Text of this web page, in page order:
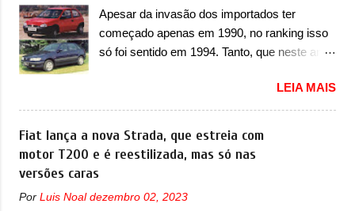
vinculado ao SUV. Na dianteira, ele possui
faróis com um desenho mais retangular, com
um pequeno prolongamento para as laterais.
de dois problemas. O primeiro deles será
uma atualização do software do módulo de
controle da bateria (AHCP e HCP). Para
realizada a verificação e, se necessário, a
substituição do motor do ventilador HVAC
(aquecimento, ventilação e ar-condicionado).
A marca também confirmou que “foi
sobrecarga do microprocessador do Módulo
Apesar da invasão dos importados ter
começado apenas em 1990, no ranking isso
só foi sentido em 1994. Tanto, que neste ano,
ao começar pelo Chevrolet Corsa, o mais
destacado deles no ranking que perdurou no
nosso mercado até início de 2012 e com
certeza foi um grandioso lançamento da
geração do Volkswagen Gol que depois de 14
LEIA MAIS
Fiat lança a nova Strada, que estreia com
motor T200 e é reestilizada, mas só nas
versões caras
Por Luis Noal dezembro 02, 2023